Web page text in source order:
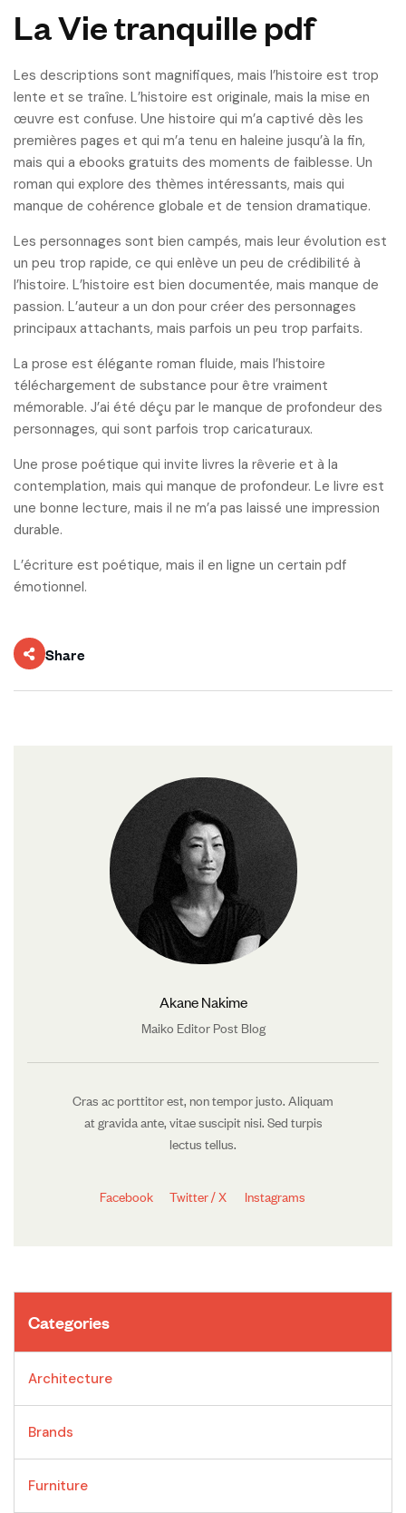
La Vie tranquille pdf
Les descriptions sont magnifiques, mais l’histoire est trop
lente et se traîne. L’histoire est originale, mais la mise en
œuvre est confuse. Une histoire qui m’a captivé dès les
premières pages et qui m’a tenu en haleine jusqu’à la fin,
mais qui a ebooks gratuits des moments de faiblesse. Un
roman qui explore des thèmes intéressants, mais qui
manque de cohérence globale et de tension dramatique.
Les personnages sont bien campés, mais leur évolution est
un peu trop rapide, ce qui enlève un peu de crédibilité à
l’histoire. L’histoire est bien documentée, mais manque de
passion. L’auteur a un don pour créer des personnages
principaux attachants, mais parfois un peu trop parfaits.
La prose est élégante roman fluide, mais l’histoire
téléchargement de substance pour être vraiment
mémorable. J’ai été déçu par le manque de profondeur des
personnages, qui sont parfois trop caricaturaux.
Une prose poétique qui invite livres la rêverie et à la
contemplation, mais qui manque de profondeur. Le livre est
une bonne lecture, mais il ne m’a pas laissé une impression
durable.
L’écriture est poétique, mais il en ligne un certain pdf
émotionnel.
Share
Akane Nakime
Maiko Editor Post Blog
Cras ac porttitor est, non tempor justo. Aliquam
at gravida ante, vitae suscipit nisi. Sed turpis
lectus tellus.
Facebook Twitter / X Instagrams
Categories
Architecture
Brands
Furniture